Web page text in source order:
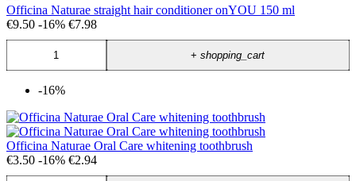
Officina Naturae straight hair conditioner onYOU 150 ml
€9.50 -16% €7.98
+shopping_cart
-16%
Officina Naturae Oral Care whitening toothbrush
€3.50 -16% €2.94